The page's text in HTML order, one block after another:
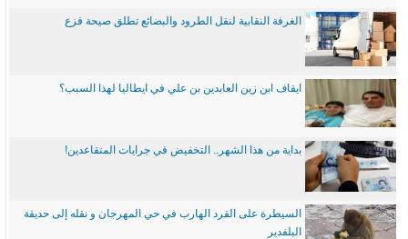
الغرفة النقابية لنقل الطرود والبضائع تطلق صيحة فزع
ايقاف ابن زين العابدين بن علي في ايطاليا لهذا السبب؟
بداية من هذا الشهر.. التخفيض في جرايات المتقاعدين!
السيطرة على القرد الهارب في حي المهرجان و نقله إلى حديقة
البلفدير